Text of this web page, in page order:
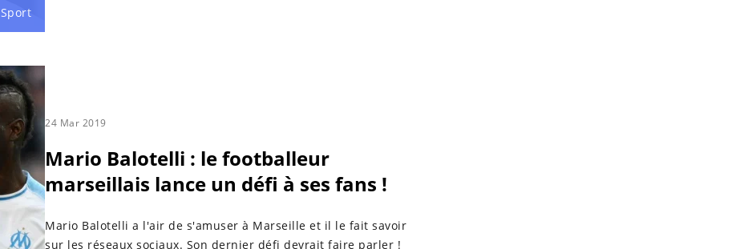
Sport
24 Mar 2019
Mario Balotelli : le footballeur
marseillais lance un défi à ses fans !
Mario Balotelli a l'air de s'amuser à Marseille et il le fait savoir
sur les réseaux sociaux. Son dernier défi devrait faire parler !